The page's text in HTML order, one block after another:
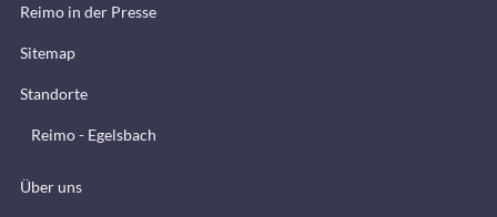
Reimo in der Presse
Sitemap
Standorte
Reimo - Egelsbach
Über uns